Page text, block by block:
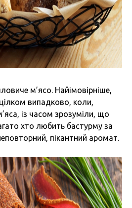
м’ясо. Найімовірніше,
випадково, коли,
із часом зрозуміли, що
хто любить бастурму за
пікантний аромат.